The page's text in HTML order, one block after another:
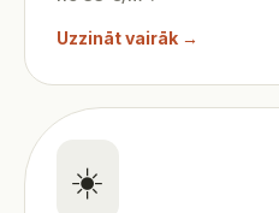
Uzzināt vairāk →
☀️